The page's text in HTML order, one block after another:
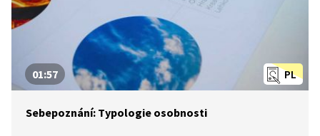
PL
01:57
Sebepoznání: Typologie osobnosti